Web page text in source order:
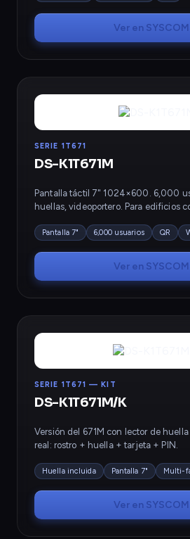
Ver en
SERIE 1T671
DS-K1T671M
Pantalla táctil 7" 1024×600. 6,000
huellas, videoportero. Para edificios
Pantalla 7" 6,000 usuarios QR
Ver en
SERIE 1T671 — KIT
DS-K1T671M/K
Versión del 671M con lector de
real: rostro + huella + tarjeta + PIN.
Huella incluida Pantalla 7" Multi-
Ver en